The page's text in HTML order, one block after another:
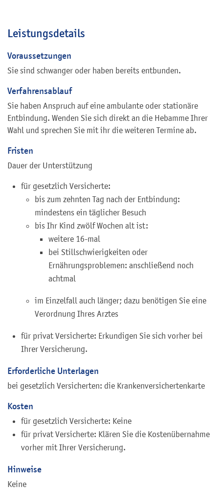
Leistungsdetails
Voraussetzungen
Sie sind schwanger oder haben bereits entbunden.
Verfahrensablauf
Sie haben Anspruch auf eine ambulante oder stationäre
Entbindung. Wenden Sie sich direkt an die Hebamme Ihrer
Wahl und sprechen Sie mit ihr die weiteren Termine ab.
Fristen
Dauer der Unterstützung
für gesetzlich Versicherte:
bis zum zehnten Tag nach der Entbindung:
mindestens ein täglicher Besuch
bis Ihr Kind zwölf Wochen alt ist:
weitere 16-mal
bei Stillschwierigkeiten oder
Ernährungsproblemen: anschließend noch
achtmal
im Einzelfall auch länger; dazu benötigen Sie eine
Verordnung Ihres Arztes
für privat Versicherte: Erkundigen Sie sich vorher bei
Ihrer Versicherung.
Erforderliche Unterlagen
bei gesetzlich Versicherten: die Krankenversichertenkarte
Kosten
für gesetzlich Versicherte: Keine
für privat Versicherte: Klären Sie die Kostenübernahme
vorher mit Ihrer Versicherung.
Hinweise
Keine